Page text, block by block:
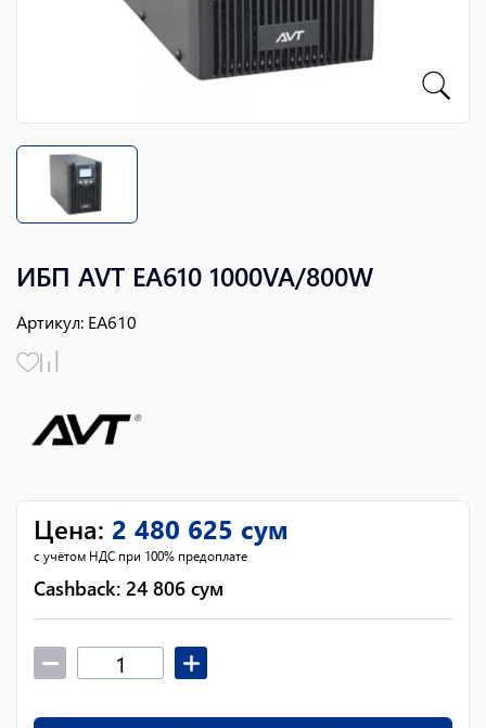
ИБП AVT EA610 1000VA/800W
Артикул: EA610
Цена: 2 480 625 сум
с учётом НДС при 100% предоплате
Cashback: 24 806 сум